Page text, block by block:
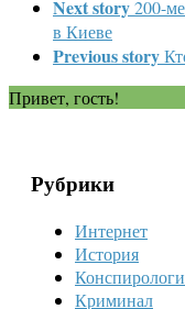
Next story200-
в Киеве
Previous story
Привет, гость!
Рубрики
Интернет
История
Криминал